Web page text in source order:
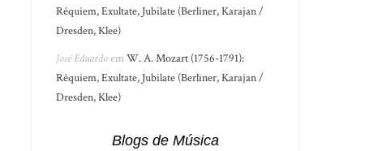
Réquiem, Exultate, Jubilate (Berliner, Karajan /
Dresden, Klee)
José EduardoemW. A. Mozart (1756-1791):
Réquiem, Exultate, Jubilate (Berliner, Karajan /
Dresden, Klee)
Blogs de Música